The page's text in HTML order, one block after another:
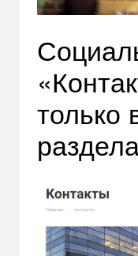
только